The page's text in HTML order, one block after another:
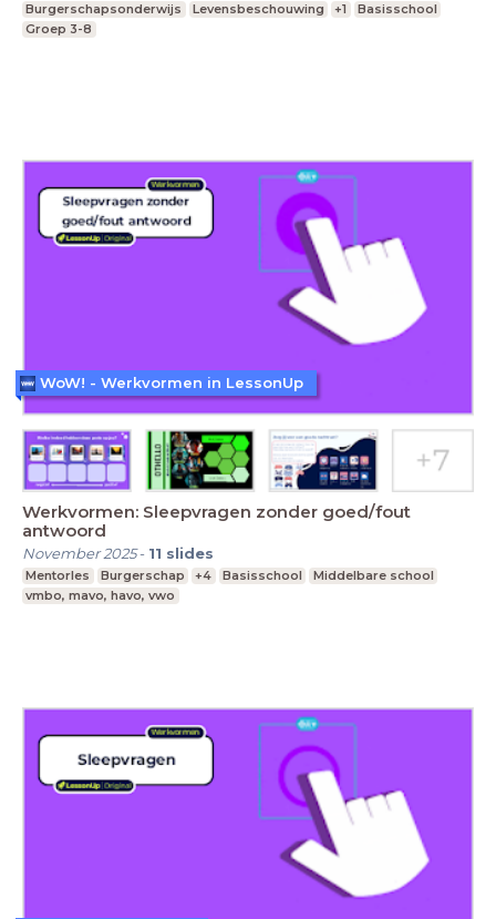
Burgerschapsonderwijs Levensbeschouwing +1
Basisschool
Groep 3-8
Werkvormen: Sleepvragen zonder goed/fout
antwoord
November 2025- 11 slides
Mentorles Burgerschap +4 Basisschool
Middelbare school
vmbo, mavo, havo, vwo
WoW! - Werkvormen in LessonUp